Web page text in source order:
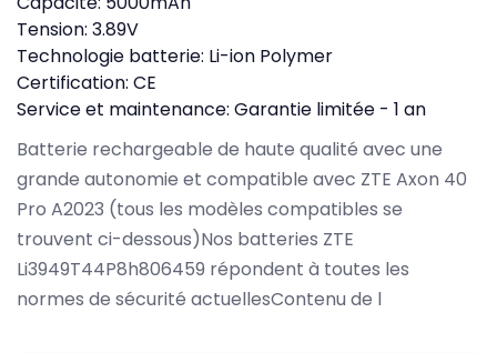
Tension: 3.89V
Technologie batterie: Li-ion Polymer
Certification: CE
Service et maintenance: Garantie limitée - 1 an
Batterie rechargeable de haute qualité avec une
grande autonomie et compatible avec ZTE Axon 40
Pro A2023 (tous les modèles compatibles se
trouvent ci-dessous)Nos batteries ZTE
Li3949T44P8h806459 répondent à toutes les
normes de sécurité actuellesContenu de l